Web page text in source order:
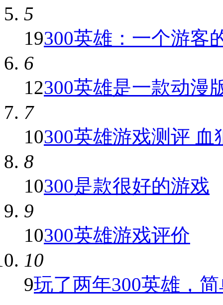
5
19300英雄：一个游客
6
12300英雄是一款动漫
7
10300英雄游戏测评 血
8
10300是款很好的游戏
9
10300英雄游戏评价
10
9玩了两年300英雄，